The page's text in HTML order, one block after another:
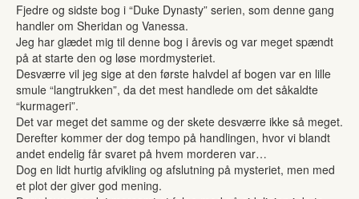
Fjedre og sidste bog i “Duke Dynasty” serien, som denne gang
handler om Sheridan og Vanessa.
Jeg har glædet mig til denne bog i årevis og var meget spændt
på at starte den og løse mordmysteriet.
Desværre vil jeg sige at den første halvdel af bogen var en lille
smule “langtrukken”, da det mest handlede om det såkaldte
“kurmageri”.
Det var meget det samme og der skete desværre ikke så meget.
Derefter kommer der dog tempo på handlingen, hvor vi blandt
andet endelig får svaret på hvem morderen var…
Dog en lidt hurtig afvikling og afslutning på mysteriet, men med
et plot der giver god mening.